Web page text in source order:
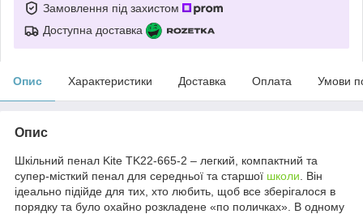
Замовлення під захистом
Доступна доставка
Опис Характеристики Доставка Оплата Умови
Опис
Шкільний пенал Kite TK22-665-2 – легкий, компактний та
супер-місткий пенал для середньої та старшої школи . Він
ідеально підійде для тих, хто любить, щоб все зберігалося в
порядку та було охайно розкладене «по поличках». В одному